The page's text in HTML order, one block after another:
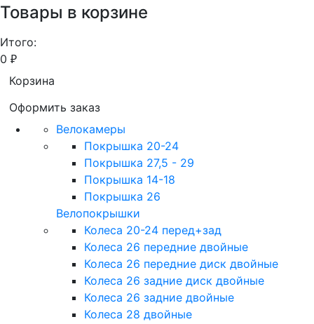
Товары в корзине
Итого:
0 ₽
Корзина
Оформить заказ
Велокамеры
Покрышка 20-24
Покрышка 27,5 - 29
Покрышка 14-18
Покрышка 26
Велопокрышки
Колеса 20-24 перед+зад
Колеса 26 передние двойные
Колеса 26 передние диск двойные
Колеса 26 задние диск двойные
Колеса 26 задние двойные
Колеса 28 двойные